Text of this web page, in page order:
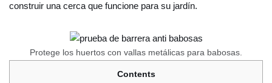
construir una cerca que funcione para su jardín.
Protege los huertos con vallas metálicas para babosas.
Contents